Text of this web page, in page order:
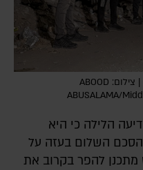
מחבלי חמאס בעזה, 15 באוקטובר 2025 | צילום: ABOOD
ABUSALAMA/
השלום בעזה על
מתכנן להפר בקרוב את